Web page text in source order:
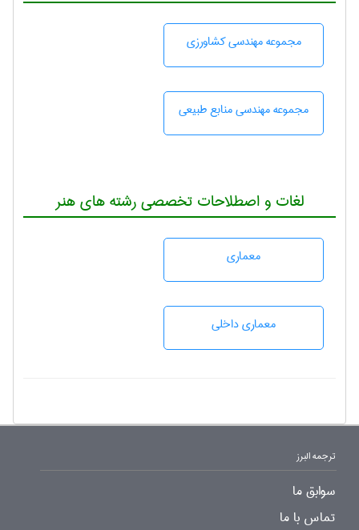
مجموعه مهندسی كشاورزی
مجموعه مهندسی منابع طبيعی
لغات و اصطلاحات تخصصی رشته های هنر
معماری
معماری داخلی
ترجمه البرز
سوابق ما
تماس با ما